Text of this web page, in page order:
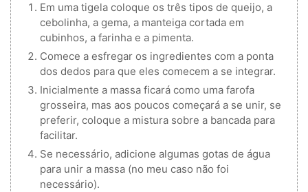
Em uma tigela coloque os três tipos de queijo, a
cebolinha, a gema, a manteiga cortada em
cubinhos, a farinha e a pimenta.
Comece a esfregar os ingredientes com a ponta
dos dedos para que eles comecem a se integrar.
Inicialmente a massa ficará como uma farofa
grosseira, mas aos poucos começará a se unir, se
preferir, coloque a mistura sobre a bancada para
facilitar.
Se necessário, adicione algumas gotas de água
para unir a massa (no meu caso não foi
necessário).